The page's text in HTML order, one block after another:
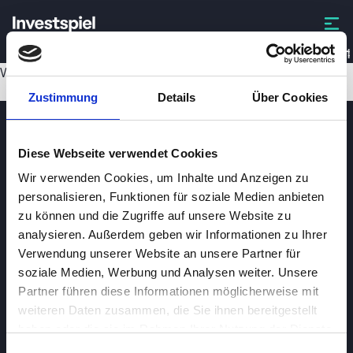
Zustimmung Details Über Cookies
Diese Webseite verwendet Cookies
Wir verwenden Cookies, um Inhalte und Anzeigen zu
personalisieren, Funktionen für soziale Medien anbieten
zu können und die Zugriffe auf unsere Website zu
analysieren. Außerdem geben wir Informationen zu Ihrer
Verwendung unserer Website an unsere Partner für
soziale Medien, Werbung und Analysen weiter. Unsere
Partner führen diese Informationen möglicherweise mit
weiteren Daten zusammen, die Sie ihnen bereitgestellt
SSRM
Wird geladen...
Investspiel
ÜberInvestspiel
Datenschutzerklärung